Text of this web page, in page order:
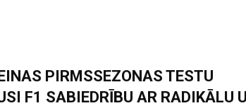
PIRMSSEZONAS TESTU
F1 SABIEDRĪBU AR RADIKĀLU